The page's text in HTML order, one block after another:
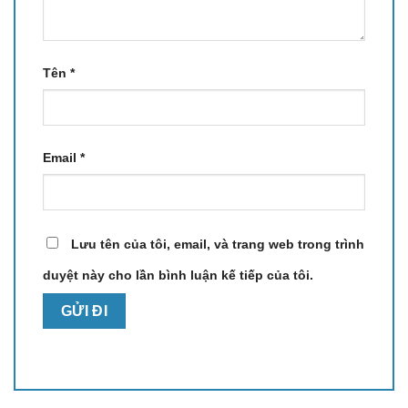
Động cơ mô-men xoắn 100W kết hợp cánh quạt lớn
19.500Pa
. Hệ thống này giúp X11
loại bỏ:
140% bụi mịn nhiều hơn
Tên *
Email *
Lưu tên của tôi, email, và trang web trong trình
duyệt này cho lần bình luận kế tiếp của tôi.